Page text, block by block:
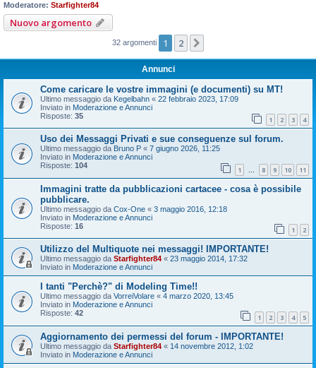
Moderatore: Starfighter84
Nuovo argomento
32 argomenti 1 2
Annunci
Come caricare le vostre immagini (e documenti) su MT!
Ultimo messaggio da Kegelbahn « 22 febbraio 2023, 17:09
Inviato in Moderazione e Annunci
Risposte: 35 1 2 3 4
Uso dei Messaggi Privati e sue conseguenze sul forum.
Ultimo messaggio da Bruno P « 7 giugno 2026, 11:25
Inviato in Moderazione e Annunci
Risposte: 104 1 … 8 9 10 11
Immagini tratte da pubblicazioni cartacee - cosa è possibile
pubblicare.
Ultimo messaggio da Cox-One « 3 maggio 2016, 12:18
Inviato in Moderazione e Annunci
Risposte: 16 1 2
Utilizzo del Multiquote nei messaggi! IMPORTANTE!
Ultimo messaggio da Starfighter84 « 23 maggio 2014, 17:32
Inviato in Moderazione e Annunci
I tanti "Perchè?" di Modeling Time!!
Ultimo messaggio da VorreiVolare « 4 marzo 2020, 13:45
Inviato in Moderazione e Annunci
Risposte: 42 1 2 3 4 5
Aggiornamento dei permessi del forum - IMPORTANTE!
Ultimo messaggio da Starfighter84 « 14 novembre 2012, 1:02
Inviato in Moderazione e Annunci